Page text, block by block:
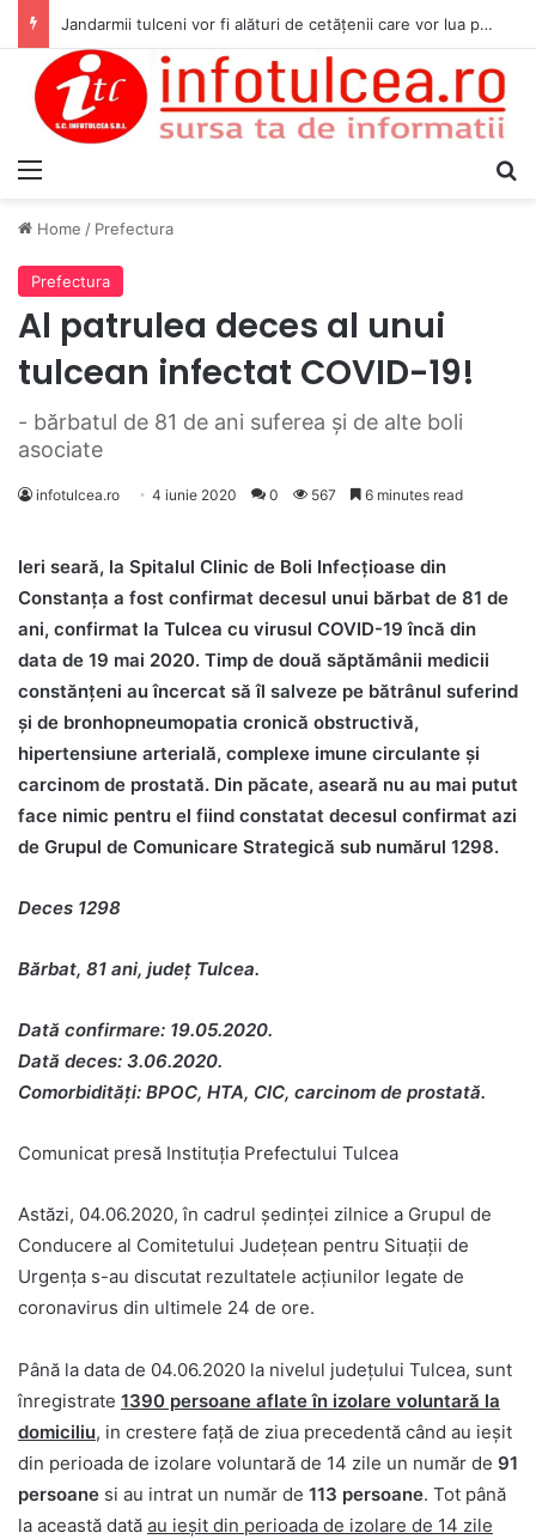
Jandarmii tulceni vor fi alături de cetățenii care vor lua parte la Festivalul Folk Țestos
Home / Prefectura
Prefectura
Al patrulea deces al unui
tulcean infectat COVID-19!
- bărbatul de 81 de ani suferea şi de alte boli
asociate
infotulcea.ro 4 iunie 2020 0 567 6 minutes read
Ieri seară, la Spitalul Clinic de Boli Infecţioase din
Constanţa a fost confirmat decesul unui bărbat de 81 de
ani, confirmat la Tulcea cu virusul COVID-19 încă din
data de 19 mai 2020. Timp de două săptămânii medicii
constănţeni au încercat să îl salveze pe bătrânul suferind
şi de bronhopneumopatia cronică obstructivă,
hipertensiune arterială, complexe imune circulante şi
carcinom de prostată. Din păcate, aseară nu au mai putut
face nimic pentru el fiind constatat decesul confirmat azi
de Grupul de Comunicare Strategică sub numărul 1298.
Deces 1298
Bărbat, 81 ani, județ Tulcea.
Dată confirmare: 19.05.2020.
Dată deces: 3.06.2020.
Comorbidități: BPOC, HTA, CIC, carcinom de prostată.
Comunicat presă Instituţia Prefectului Tulcea
Astăzi, 04.06.2020, în cadrul ședinței zilnice a Grupul de
Conducere al Comitetului Județean pentru Situații de
Urgența s-au discutat rezultatele acțiunilor legate de
coronavirus din ultimele 24 de ore.
Până la data de 04.06.2020 la nivelul județului Tulcea, sunt
înregistrate 1390 persoane aflate în izolare voluntară la
domiciliu, in crestere față de ziua precedentă când au ieşit
din perioada de izolare voluntară de 14 zile un număr de 91
persoane si au intrat un număr de 113 persoane. Tot până
la această dată au ieșit din perioada de izolare de 14 zile